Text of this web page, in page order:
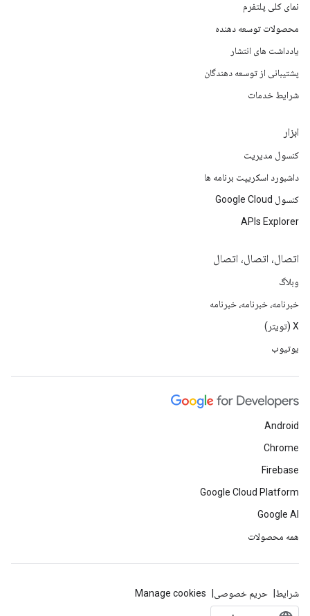
نمای کلی پلتفرم
محصولات توسعه دهنده
یادداشت های انتشار
پشتیبانی از توسعه دهندگان
شرایط خدمات
ابزار
کنسول مدیریت
داشبورد اسکریپت برنامه ها
کنسول Google Cloud
APIs Explorer
اتصال، اتصال، اتصال
وبلاگ
خبرنامه، خبرنامه، خبرنامه
X (تویتر)
یوتیوب
Android
Chrome
Firebase
Google Cloud Platform
Google AI
همه محصولات
شرایط حریم خصوصی Manage cookies